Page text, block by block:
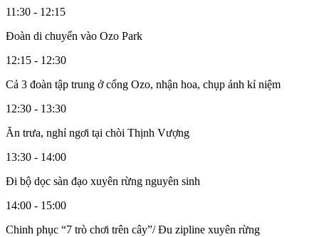
11:30 - 12:15
Đoàn di chuyển vào Ozo Park
12:15 - 12:30
Cả 3 đoàn tập trung ở cổng Ozo, nhận hoa, chụp ảnh kỉ niệm
12:30 - 13:30
Ăn trưa, nghỉ ngơi tại chòi Thịnh Vượng
13:30 - 14:00
Đi bộ dọc sàn đạo xuyên rừng nguyên sinh
14:00 - 15:00
Chinh phục “7 trò chơi trên cây”/ Đu zipline xuyên rừng